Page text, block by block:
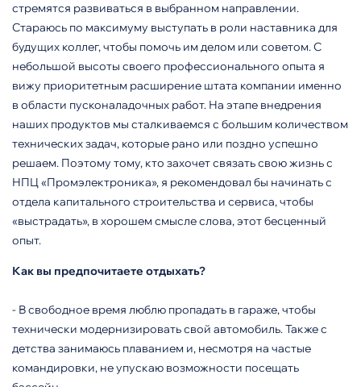
стремятся развиваться в выбранном направлении.
Стараюсь по максимуму выступать в роли наставника для
будущих коллег, чтобы помочь им делом или советом. С
небольшой высоты своего профессионального опыта я
вижу приоритетным расширение штата компании именно
в области пусконаладочных работ. На этапе внедрения
наших продуктов мы сталкиваемся с большим количеством
технических задач, которые рано или поздно успешно
решаем. Поэтому тому, кто захочет связать свою жизнь с
НПЦ «Промэлектроника», я рекомендовал бы начинать с
отдела капитального строительства и сервиса, чтобы
«выстрадать», в хорошем смысле слова, этот бесценный
опыт.
Как вы предпочитаете отдыхать?
- В свободное время люблю пропадать в гараже, чтобы
технически модернизировать свой автомобиль. Также с
детства занимаюсь плаванием и, несмотря на частые
командировки, не упускаю возможности посещать